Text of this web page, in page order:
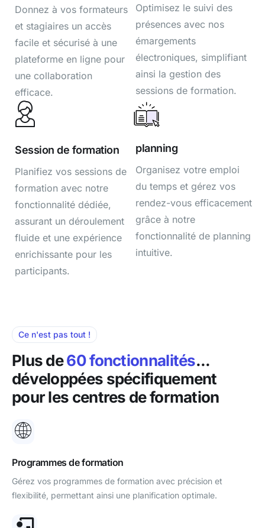
Donnez à vos formateurs
et stagiaires un accès
facile et sécurisé à une
plateforme en ligne pour
une collaboration
efficace.
Optimisez le suivi des
présences avec nos
émargements
électroniques, simplifiant
ainsi la gestion des
sessions de formation.
Session de formation
Planifiez vos sessions de
formation avec notre
fonctionnalité dédiée,
assurant un déroulement
fluide et une expérience
enrichissante pour les
participants.
planning
Organisez votre emploi
du temps et gérez vos
rendez-vous efficacement
grâce à notre
fonctionnalité de planning
intuitive.
Ce n'est pas tout !
Plus de60 fonctionnalités...
développées spécifiquement
pour les centres de formation
Programmes de formation
Gérez vos programmes de formation avec précision et
flexibilité, permettant ainsi une planification optimale.